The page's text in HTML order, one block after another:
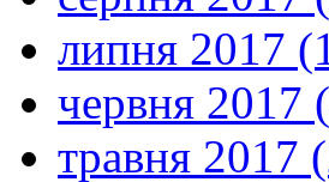
липня 2017
червня 2017
травня 2017